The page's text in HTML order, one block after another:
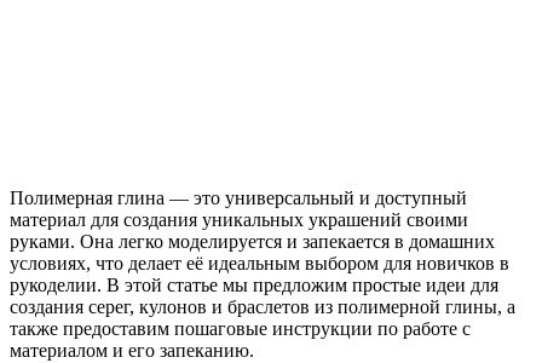
Полимерная глина — это универсальный и доступный
материал для создания уникальных украшений своими
руками. Она легко моделируется и запекается в домашних
условиях, что делает её идеальным выбором для новичков в
рукоделии. В этой статье мы предложим простые идеи для
создания серег, кулонов и браслетов из полимерной глины, а
также предоставим пошаговые инструкции по работе с
материалом и его запеканию.